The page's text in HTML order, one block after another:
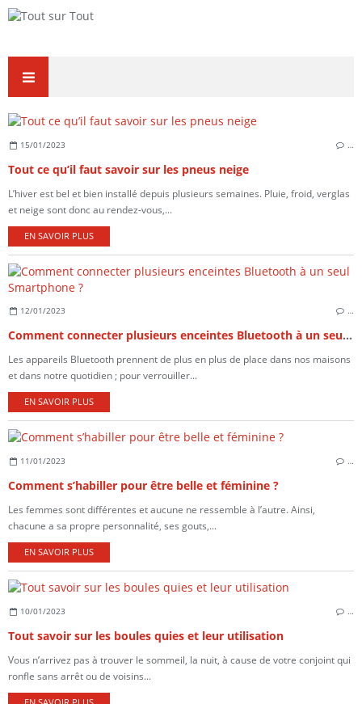
15/01/2023 …
Tout ce qu’il faut savoir sur les pneus neige
L’hiver est bel et bien installé depuis plusieurs semaines. Pluie, froid, verglas
et neige sont donc au rendez-vous,...
EN SAVOIR PLUS
12/01/2023 …
Comment connecter plusieurs enceintes Bluetooth à un seul Smartphone ?
Les appareils Bluetooth prennent de plus en plus de place dans nos maisons
et dans notre quotidien ; pour verrouiller...
EN SAVOIR PLUS
11/01/2023 …
Comment s’habiller pour être belle et féminine ?
Les femmes sont différentes et aucune ne ressemble à l’autre. Ainsi,
chacune a sa propre personnalité, ses gouts,...
EN SAVOIR PLUS
10/01/2023 …
Tout savoir sur les boules quies et leur utilisation
Vous n’arrivez pas à trouver le sommeil, la nuit, à cause de votre conjoint qui
ronfle sans arrêt ou de voisins...